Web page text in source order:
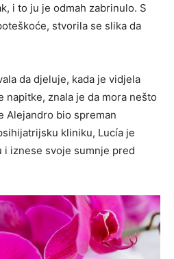
i to ju je odmah zabrinulo. S
stvorila se slika da
da djeluje, kada je vidjela
napitke, znala je da mora nešto
Alejandro bio spreman
kliniku, Lucía je
iznese svoje sumnje pred